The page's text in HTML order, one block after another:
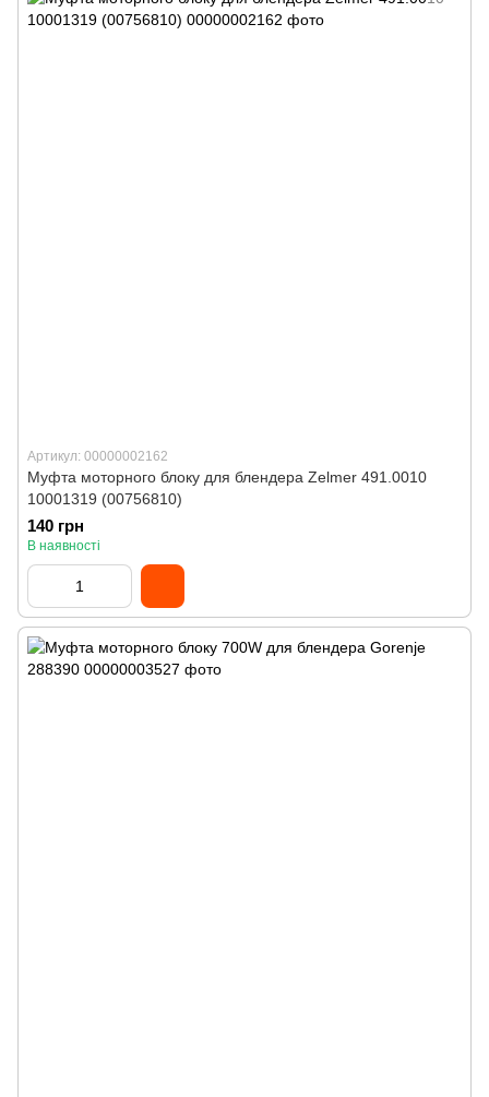
Артикул: 00000002162
Муфта моторного блоку для блендера Zelmer 491.0010
10001319 (00756810)
140 грн
В наявності